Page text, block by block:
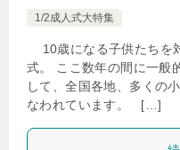
1/2成人式大特集
10歳になる子供たちを
式。 ここ数年の間に一般
して、全国各地、多くの
なわれています。 […]